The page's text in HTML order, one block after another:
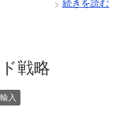
続きを読む
戦略
入